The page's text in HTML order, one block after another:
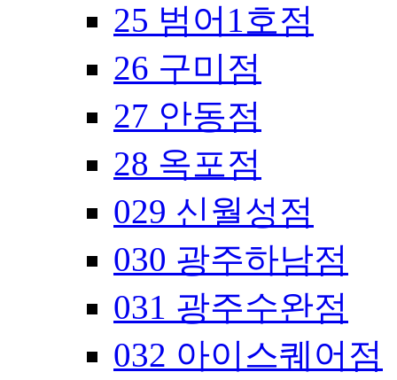
25 범어1호점
26 구미점
27 안동점
28 옥포점
029 신월성점
030 광주하남점
031 광주수완점
032 아이스퀘어점